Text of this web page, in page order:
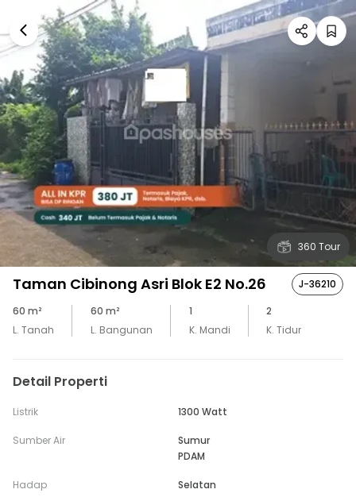
360 Tour
Taman Cibinong Asri Blok E2 No.26
J-36210
60 m²
L. Tanah
60 m²
L. Bangunan
1
K. Mandi
2
K. Tidur
Detail Properti
Listrik 1300 Watt
Sumber Air
Sumur
PDAM
Hadap Selatan